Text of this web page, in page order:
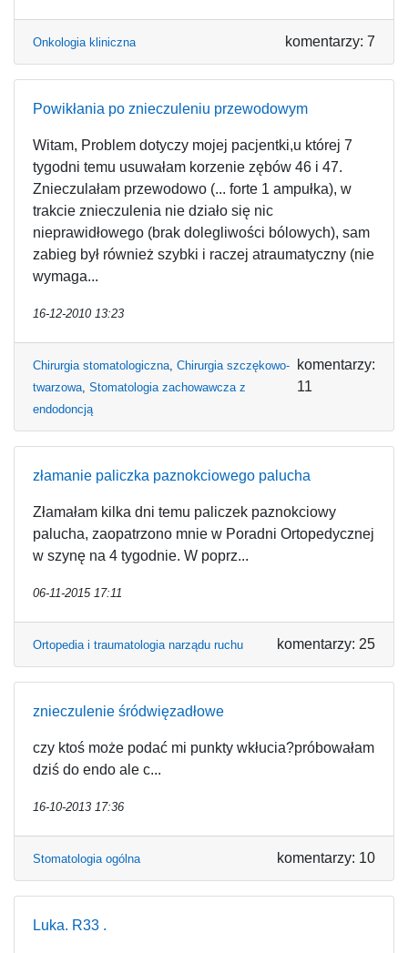
Onkologia kliniczna komentarzy: 7
Powikłania po znieczuleniu przewodowym
Witam, Problem dotyczy mojej pacjentki,u której 7
tygodni temu usuwałam korzenie zębów 46 i 47.
Znieczulałam przewodowo (... forte 1 ampułka), w
trakcie znieczulenia nie działo się nic
nieprawidłowego (brak dolegliwości bólowych), sam
zabieg był również szybki i raczej atraumatyczny (nie
wymaga...
16-12-2010 13:23
Chirurgia stomatologiczna, Chirurgia szczękowo-
twarzowa, Stomatologia zachowawcza z
endodoncją
komentarzy:
11
złamanie paliczka paznokciowego palucha
Złamałam kilka dni temu paliczek paznokciowy
palucha, zaopatrzono mnie w Poradni Ortopedycznej
w szynę na 4 tygodnie. W poprz...
06-11-2015 17:11
Ortopedia i traumatologia narządu ruchu komentarzy: 25
znieczulenie śródwięzadłowe
czy ktoś może podać mi punkty wkłucia?próbowałam
dziś do endo ale c...
16-10-2013 17:36
Stomatologia ogólna komentarzy: 10
Luka. R33 .